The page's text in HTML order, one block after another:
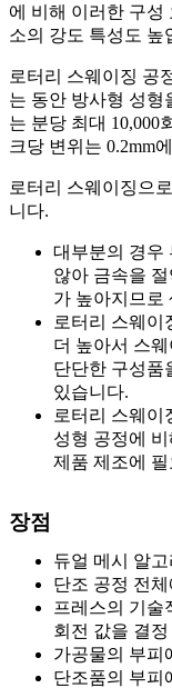
에 비해 이러한 구성
소의 강도 특성도 높
로터리 스웨이징 공
는 동안 방사형 성형
는 분당 최대 10,000
크당 변위는 0.2mm
로터리 스웨이징으
니다.
대부분의 경우
않아 금속을
가 높아지므로
로터리 스웨이
더 높아서 스
단단한 구성품
있습니다.
로터리 스웨이
성형 공정에
제품 제조에
장점
듀얼 메시 알
단조 공정 전
프레스의 기술
회전 값을 결정
가공물의 부피
단조품의 부피